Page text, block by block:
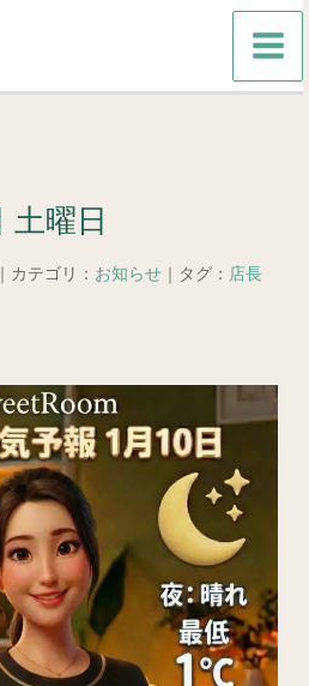
土曜日
テゴリ： お知らせ｜タグ： 店長